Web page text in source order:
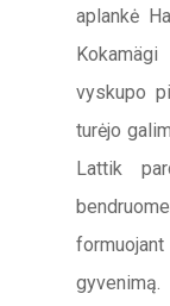
aplankė
vyskupo
turėjo
Lattik
gyvenimą.